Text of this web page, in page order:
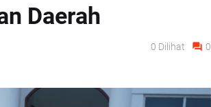
Daerah
0 Dilihat 0